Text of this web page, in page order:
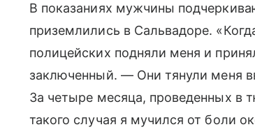
В показаниях мужчины
приземлились в Сальвадоре.
полицейских подняли меня и
заключенный. — Они тянули меня
За четыре месяца, проведенных в
такого случая я мучился от боли